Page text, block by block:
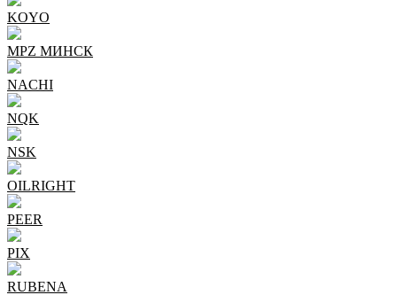
KOYO
MPZ МИНСК
NACHI
NQK
NSK
OILRIGHT
PEER
PIX
RUBENA